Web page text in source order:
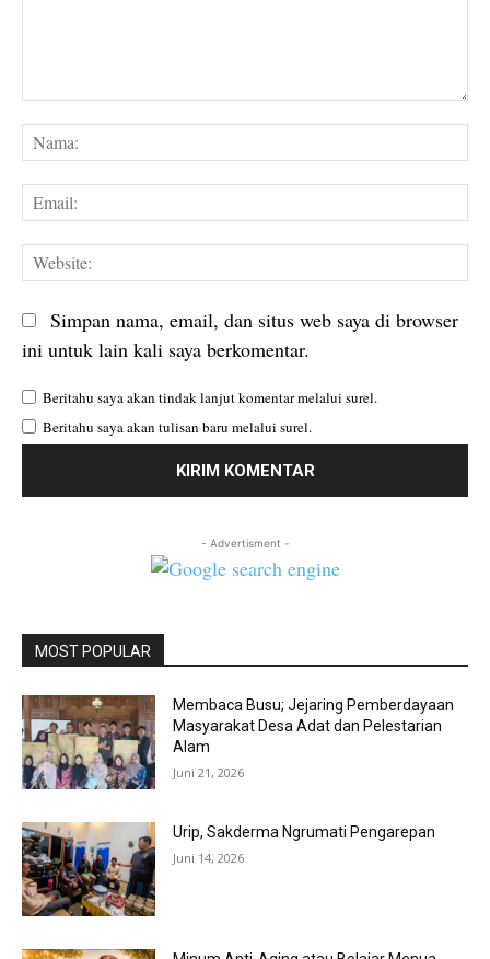
Simpan nama, email, dan situs web saya di browser
ini untuk lain kali saya berkomentar.
Beritahu saya akan tindak lanjut komentar melalui surel.
Beritahu saya akan tulisan baru melalui surel.
- Advertisment -
MOST POPULAR
Membaca Busu; Jejaring Pemberdayaan
Masyarakat Desa Adat dan Pelestarian
Alam
Juni 21, 2026
Urip, Sakderma Ngrumati Pengarepan
Juni 14, 2026